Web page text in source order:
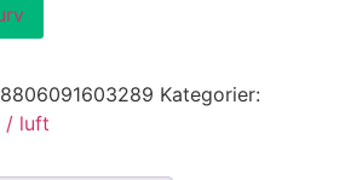
8806091603289 Kategorier:
/ luft